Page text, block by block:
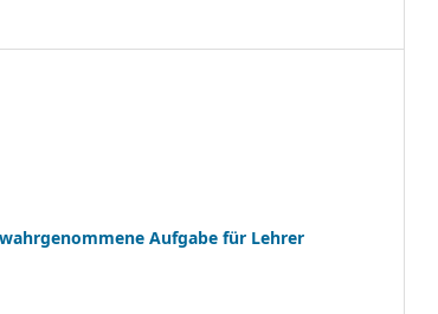
Aufgabe für Lehrer